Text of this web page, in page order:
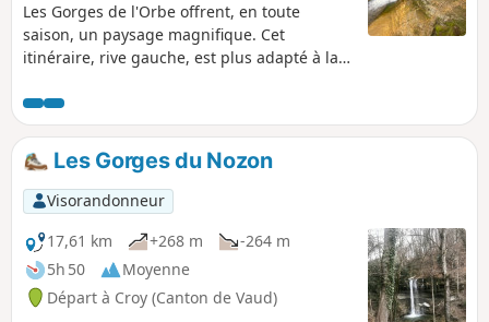
Les Gorges de l'Orbe offrent, en toute
saison, un paysage magnifique. Cet
itinéraire, rive gauche, est plus adapté à la
Pas de grosses difficultés, mais quelques
passages en descente peuvent être délicats
si l'on passe après la pluie, boue, risque de
glissade. Les bâtons ne sont pas superflus,
raison pour laquelle j'ai classé l'itinéraire en
difficulté moyenne Cet itinéraire recoupe, en
partie, l'itinéraire des Gorges de l'Orbe
présent sur le site.
Les Gorges du Nozon
Visorandonneur
17,61 km
+268 m
-264 m
5h 50
Moyenne
Départ à Croy (Canton de Vaud)